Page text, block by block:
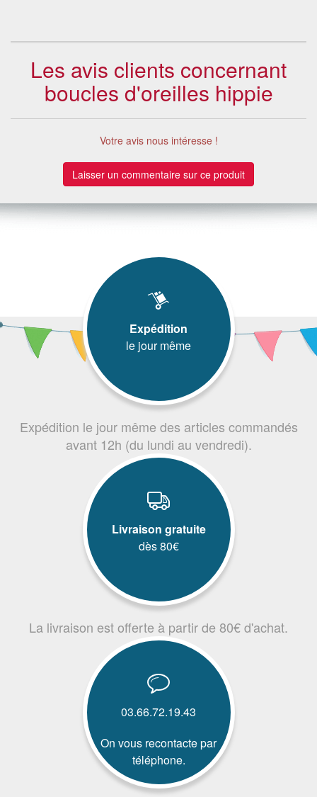
Les avis clients concernant
boucles d'oreilles hippie
Votre avis nous intéresse !
Laisser un commentaire sur ce produit
Expédition
le jour même
Expédition le jour même des articles commandés
avant 12h (du lundi au vendredi).
Livraison gratuite
dès 80€
La livraison est offerte à partir de 80€ d'achat.
03.66.72.19.43
On vous recontacte par
téléphone.